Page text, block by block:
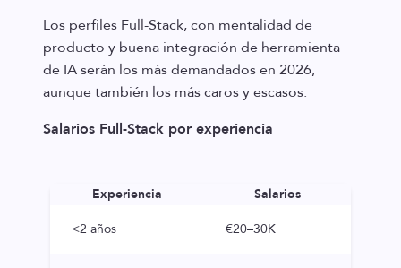
Los perfiles Full-Stack, con mentalidad de
producto y buena integración de herramienta
de IA serán los más demandados en 2026,
aunque también los más caros y escasos.
Salarios Full-Stack por experiencia
Experiencia Salarios
<2 años €20–30K